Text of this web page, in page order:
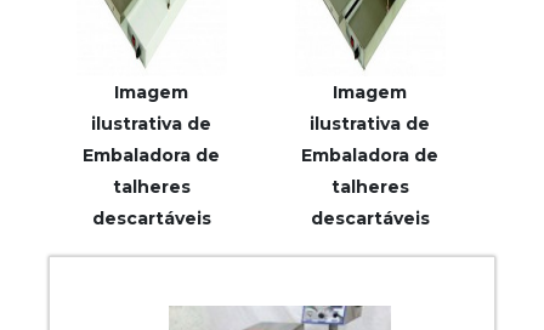
Imagem
ilustrativa de
Embaladora de
talheres
descartáveis
Imagem
ilustrativa de
Embaladora de
talheres
descartáveis